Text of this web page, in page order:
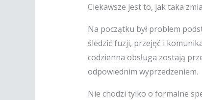
Ciekawsze jest to, jak taka
Na początku był problem
śledzić fuzji, przejęć i
codzienna obsługa zostają
odpowiednim wyprzedzeniem.
Nie chodzi tylko o formalne